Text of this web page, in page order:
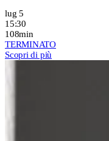
lug 5
15:30
108min
TERMINATO
Scopri di più